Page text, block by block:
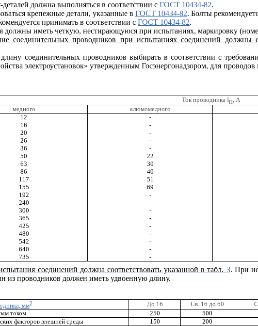
должна выполняться в соответствии с ГОСТ 10434-82.
крепежные детали, указанные в ГОСТ 10434-82. Болты
принимать в соответствии с ГОСТ 10434-82.
должны иметь четкую, нестирающуюся при испытаниях, маркировку
соединительных проводников при испытаниях соединений должны
соединительных проводников выбирать в соответствии с
электроустановок» утвержденным Госэнергонадзором, для проводов
Ток проводника IП, А
медного
алюмомедного
12 -
16 -
20 -
26 -
36 -
50 22
63 30
86 40
117 51
155 69
192 -
240 -
300 -
365 -
425 -
480 -
542 -
640 -
735 -
соединений должна соответствовать указанной в табл. 3. При
из проводников должен иметь удвоенную длину.
мм2 До 16 Св. 16 до 60
током 250 500
факторов внешней среды
150 200